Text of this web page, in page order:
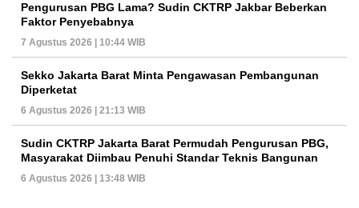
Pengurusan PBG Lama? Sudin CKTRP Jakbar Beberkan
Faktor Penyebabnya
7 Agustus 2026 | 10:44 WIB
Sekko Jakarta Barat Minta Pengawasan Pembangunan
Diperketat
6 Agustus 2026 | 21:13 WIB
Sudin CKTRP Jakarta Barat Permudah Pengurusan PBG,
Masyarakat Diimbau Penuhi Standar Teknis Bangunan
6 Agustus 2026 | 13:48 WIB